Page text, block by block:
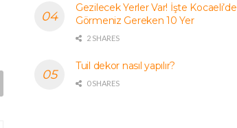
Gezilecek Yerler Var! İşte Kocaeli’de
Görmeniz Gereken 10 Yer
2 SHARES
Tuil dekor nasıl yapılır?
0 SHARES